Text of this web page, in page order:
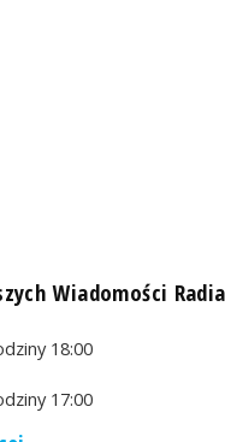
Wiadomości
18:00
17:00